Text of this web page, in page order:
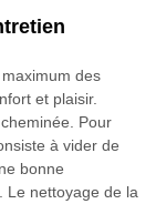
des
et plaisir.
Pour
à vider de
bonne
Le nettoyage de la